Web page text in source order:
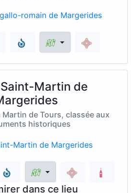
Martin de
Martin de Tours, classée aux
historiques
dans ce lieu